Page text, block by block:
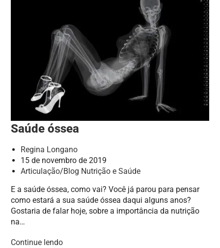
Saúde óssea
Regina Longano
15 de novembro de 2019
Articulação/Blog Nutrição e Saúde
E a saúde óssea, como vai? Você já parou para pensar
como estará a sua saúde óssea daqui alguns anos?
Gostaria de falar hoje, sobre a importância da nutrição
na…
Continue lendo